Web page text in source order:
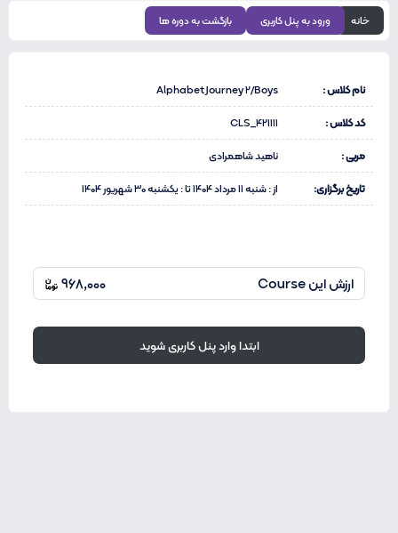
خانه ورود به پنل کاربری بازگشت به دوره ها
نام کلاس :
Alphabet Journey 2/Boys
کد کلاس :
CLS_421111
مربی :
ناهید شاهمرادی
تاریخ برگزاری:
از : شنبه 11 مرداد 1404 تا : یکشنبه 30 شهریور 1404
ارزش این Course 968,000
ابتدا وارد پنل کاربری شوید